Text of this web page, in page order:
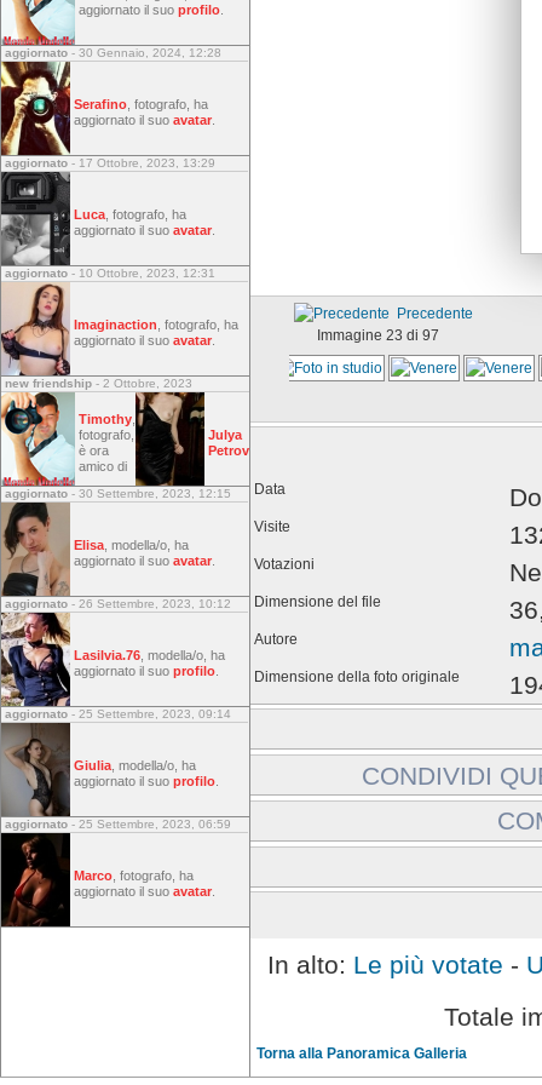
Precedente
Immagine 23 di 97
Data
Visite
Votazioni
Dimensione del file
Autore
Dimensione della foto originale
CONDIVIDI
Includi immagine:
Gli ospiti non possono
In alto: Le più votate -
Totale
Torna alla Panoramica Galleria
aggiornato il suo profilo
aggiornato - 30 Gennaio, 2024, 12:28
Serafino , fotografo, ha
aggiornato il suo avatar
aggiornato - 17 Ottobre, 2023, 13:29
Luca , fotografo, ha
aggiornato il suo avatar
aggiornato - 10 Ottobre, 2023, 12:31
Imaginaction , fotografo, ha
aggiornato il suo avatar
new friendship - 2 Ottobre, 2023
Timothy
fotografo,
è ora
amico di
Julya
Petrov
aggiornato - 30 Settembre, 2023, 12:15
Elisa , modella/o, ha
aggiornato il suo avatar
aggiornato - 26 Settembre, 2023, 10:12
Lasilvia.76 , modella/o, ha
aggiornato il suo profilo
aggiornato - 25 Settembre, 2023, 09:14
Giulia , modella/o, ha
aggiornato il suo profilo
aggiornato - 25 Settembre, 2023, 06:59
Marco , fotografo, ha
aggiornato il suo avatar